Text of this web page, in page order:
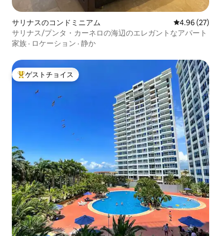
サリナスのコンドミニアム レビュー27
4.96 (27)
サリナス/プンタ・カーネロの海辺のエレガントなアパート
家族 · ロケーション · 静か
大好評のゲストチョイスです。
ゲストチョイス